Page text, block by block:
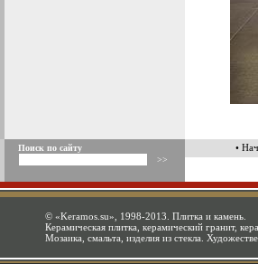
Поиск по сайту •
© «Keramos.su» , 1998-2013. Плитка и камень.
Керамическая плитка, керамический гранит,
Мозаика, смальта, изделия из стекла.